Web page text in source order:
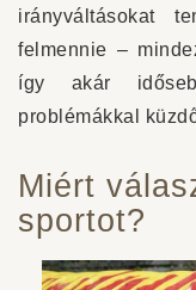
irányváltásokat
felmennie –
így akár
problémákkal
Miért
sportot?